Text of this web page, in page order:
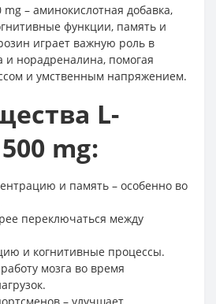
– аминокислотная добавка,
функции, память и
играет важную роль в
и норадреналина, помогая
и умственным напряжением.
L-
mg:
и память – особенно во
переключаться между
и когнитивные процессы.
мозга во время